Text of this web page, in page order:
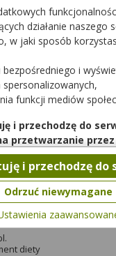
Vitamin Premium
diety
Dodaj do koszyka
Vitamin Premium
diety
działanie naszego
w jaki sposób
i
funkcji mediów
i przechodzę do
przetwarzanie
danych w
zgody jest
każdej chwili cofnąć,
Twoich danych
dowiedzieć się więcej
szczegółową,
„Ustawień
Odrzuć niewymagane
i przechodzę do